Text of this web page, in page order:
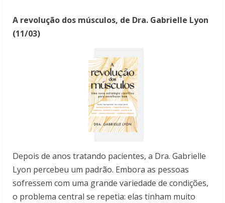
A revolução dos músculos, de Dra. Gabrielle Lyon
(11/03)
Depois de anos tratando pacientes, a Dra. Gabrielle
Lyon percebeu um padrão. Embora as pessoas
sofressem com uma grande variedade de condições,
o problema central se repetia: elas tinham muito